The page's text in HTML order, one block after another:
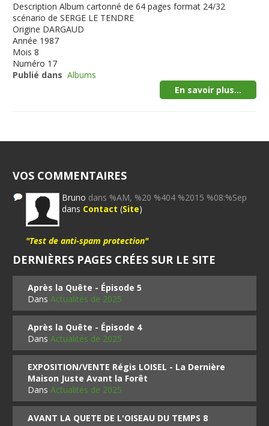
Description Album cartonné de 64 pages format 24/32
scénario de SERGE LE TENDRE
Origine DARGAUD
Année 1987
Mois 8
Numéro 17
Publié dans Albums
En savoir plus...
VOS COMMENTAIRES
Bruno dans %AM, %20 %404 %2015 %08:%Sep
dans Contact (Site)
"Test de anti-spam protection"
DERNIÈRES PAGES CRÉES SUR LE SITE
Après la Quête - Épisode 5
DansActualités de 2025
Après la Quête - Épisode 4
DansActualités de 2025
EXPOSITION/VENTE Régis LOISEL - La Dernière
Maison Juste Avant la Forêt
DansActualités de 2025
AVANT LA QUETE DE L'OISEAU DU TEMPS 8